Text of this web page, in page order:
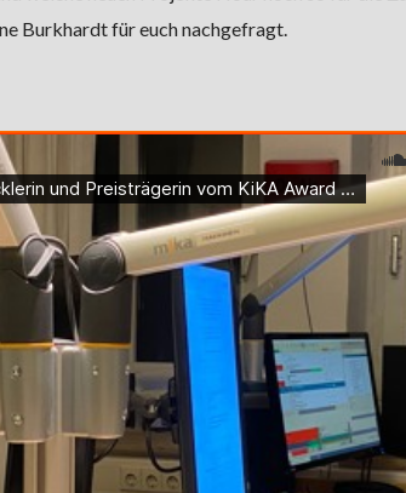
Burkhardt für euch nachgefragt.